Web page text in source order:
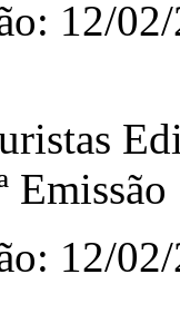
12/
Emissão
12/